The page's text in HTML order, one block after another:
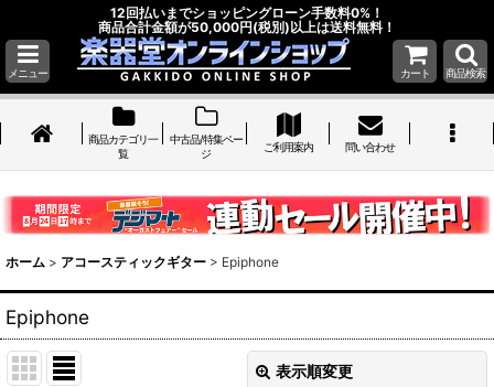
12回払いまでショッピングローン手数料0%！
商品合計金額が50,000円(税別)以上は送料無料！
メニュー カート 商品検索
商品カテゴリ一
覧
中古品/特集ペー
ジ
ご利用案内 問い合わせ
ホーム > アコースティックギター > Epiphone
Epiphone
表示順変更